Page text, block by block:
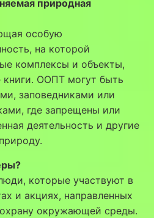
природная
особую
на которой
комплексы и объекты,
книги. ООПТ могут быть
заповедниками или
где запрещены или
деятельность и другие
которые участвуют в
и акциях, направленных
окружающей среды.